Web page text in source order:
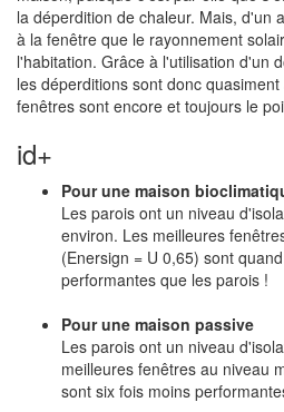
la déperdition de chaleur. Mais, d'un
à la fenêtre que le rayonnement
l'habitation. Grâce à l'utilisation d'un
les déperditions sont donc
fenêtres sont encore et toujours le
id+
Pour une maison
Les parois ont un niveau
environ. Les meilleures
(Enersign = U 0,65) sont
performantes que les parois !
Pour une maison passive
Les parois ont un niveau
meilleures fenêtres au niveau
sont six fois moins